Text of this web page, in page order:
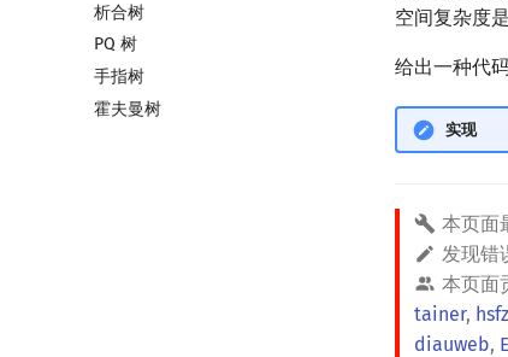
AA 树
Link Cut Tree
全局平衡二叉树
Euler Tour Tree
Top Tree
析合树
PQ 树
手指树
霍夫曼树
空间复杂度是
给出一种代
实现
本页面
发现错
本页面
tainer,
diauweb,